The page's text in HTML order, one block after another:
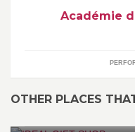
Académie
OTHER PLACES